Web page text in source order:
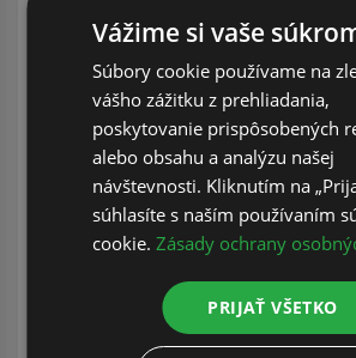
Telematické služby Kia Connect,
trvania záruky
Bezdrôtová konektivita mobilných
CarPlay/Android Auto
DAB - príjem digitálneho rádiového
Bluetooth handsfree sada
BCA (systém monitorovania mŕtveho
predchádzanie bočným zrážkam a
SEW (systém upozornenia pre
18-palcové disky kolies z ľahkých zliatin
Vážime si vaše
Súbory cookie používame na
vášho zážitku z prehliadania,
poskytovanie prispôsobených
alebo obsahu a analýzu našej
návštevnosti. Kliknutím na
súhlasíte s naším používaním
cookie.Zásady ochrany
PRIJAŤ VŠETKO